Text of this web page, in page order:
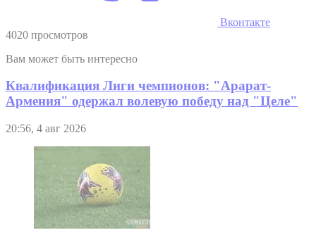
Вконтакте
4020 просмотров
Вам может быть интересно
Квалификация Лиги чемпионов: "Арарат-
Армения" одержал волевую победу над "Целе"
20:56, 4 авг 2026